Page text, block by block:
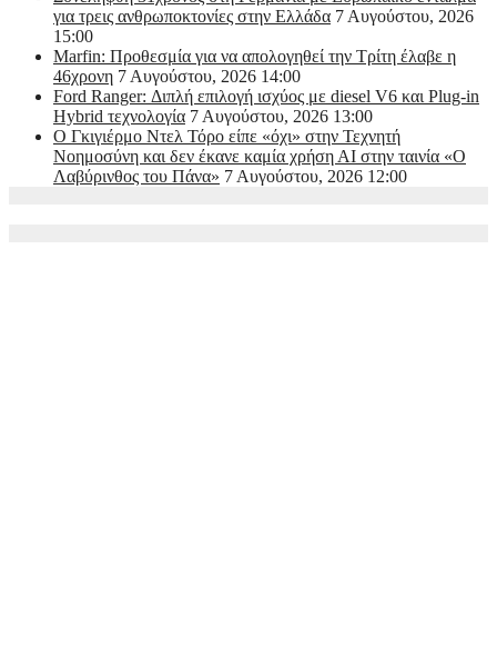
για τρεις ανθρωποκτονίες στην Ελλάδα 7 Αυγούστου, 2026
15:00
Marfin: Προθεσμία για να απολογηθεί την Τρίτη έλαβε η
46χρονη 7 Αυγούστου, 2026 14:00
Ford Ranger: Διπλή επιλογή ισχύος με diesel V6 και Plug-in
Hybrid τεχνολογία 7 Αυγούστου, 2026 13:00
Ο Γκιγιέρμο Ντελ Τόρο είπε «όχι» στην Τεχνητή
Νοημοσύνη και δεν έκανε καμία χρήση ΑΙ στην ταινία «Ο
Λαβύρινθος του Πάνα» 7 Αυγούστου, 2026 12:00